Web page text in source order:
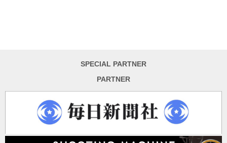
SPECIAL PARTNER
PARTNER